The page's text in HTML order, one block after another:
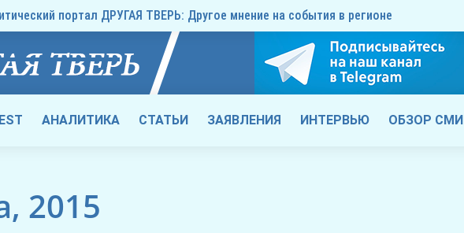
портал ДРУГАЯ ТВЕРЬ: Другое мнение на события в регионе
АНАЛИТИКА СТАТЬИ ЗАЯВЛЕНИЯ ИНТЕРВЬЮ ОБЗОР СМИ
2015